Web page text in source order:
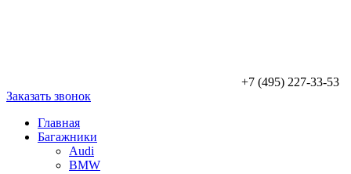
+7 (495) 227-33-53
Заказать звонок
Главная
Багажники
Audi
BMW